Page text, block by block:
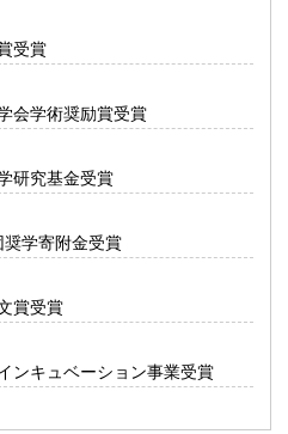
受賞
会学術奨励賞受賞
研究基金受賞
奨学寄附金受賞
賞受賞
ンキュベーション事業受賞